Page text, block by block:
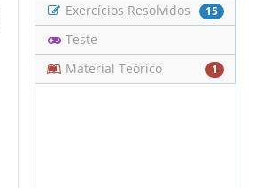
Exercícios Resolvidos 15
Teste
Material Teórico
1